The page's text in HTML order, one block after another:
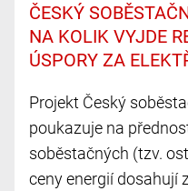
ČESKÝ
NA KOLIK VYJDE
ÚSPORY ZA
Projekt Český
poukazuje na
soběstačných (tzv.
ceny energií dosahují